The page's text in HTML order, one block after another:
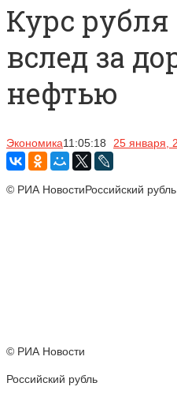
Курс
вслед за
нефтью
Экономика11:05:18 25 января,
© РИА НовостиРоссийский рубль
© РИА Новости
Российский рубль